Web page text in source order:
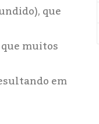
que
muitos
em